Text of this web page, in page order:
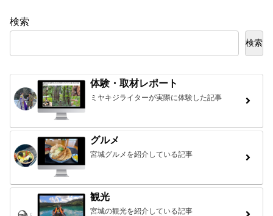
検索
検索
体験・取材レポート
ミヤキジライターが実際に体験した記事
グルメ
宮城グルメを紹介している記事
観光
宮城の観光を紹介している記事